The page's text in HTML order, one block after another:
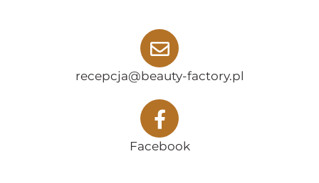
recepcja@beauty-factory.pl
Facebook